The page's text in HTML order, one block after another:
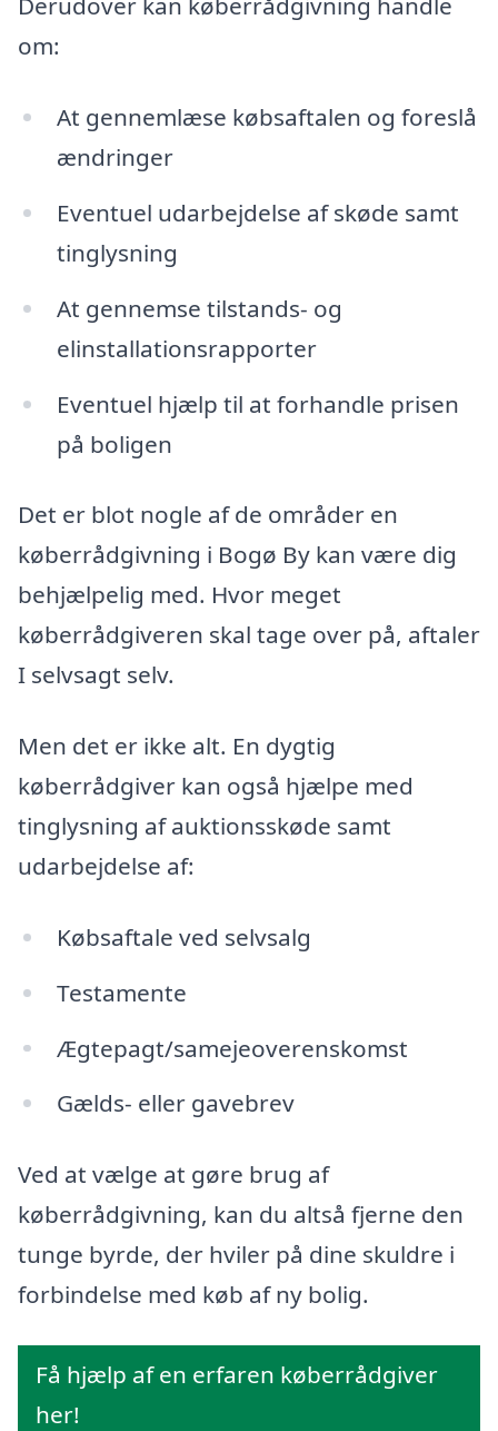
om:
At gennemlæse købsaftalen og foreslå
ændringer
Eventuel udarbejdelse af skøde samt
tinglysning
At gennemse tilstands- og
elinstallationsrapporter
Eventuel hjælp til at forhandle prisen
på boligen
Det er blot nogle af de områder en
køberrådgivning i Bogø By kan være dig
behjælpelig med. Hvor meget
køberrådgiveren skal tage over på, aftaler
I selvsagt selv.
Men det er ikke alt. En dygtig
køberrådgiver kan også hjælpe med
tinglysning af auktionsskøde samt
udarbejdelse af:
Købsaftale ved selvsalg
Testamente
Ægtepagt/samejeoverenskomst
Gælds- eller gavebrev
Ved at vælge at gøre brug af
køberrådgivning, kan du altså fjerne den
tunge byrde, der hviler på dine skuldre i
forbindelse med køb af ny bolig.
Få hjælp af en erfaren køberrådgiver
her!